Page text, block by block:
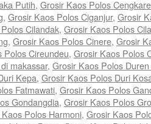
Putih, Grosir Kaos Polos
, Grosir Kaos Polos Ciganjur, Grosir
Cilandak, Grosir Kaos Polos
, Grosir Kaos Polos Cinere, Grosir
Polos Cireundeu, Grosir Kaos Polos
makassar, Grosir Kaos Polos
Kepa, Grosir Kaos Polos Duri
Fatmawati, Grosir Kaos Polos
Gondangdia, Grosir Kaos Polos
Polos Harmoni, Grosir Kaos